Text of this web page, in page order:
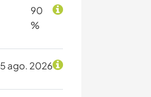
90
%
5 ago. 2026